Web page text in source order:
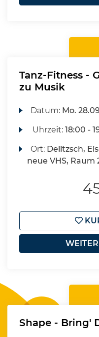
Tanz-Fitness -
zu Musik
Datum: Mo.
Uhrzeit:18:00 -
Ort: Delitzsch,
neue VHS, Raum
Shape - Bring'